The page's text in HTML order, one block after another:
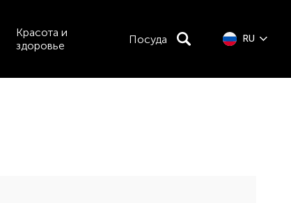
Красота и
здоровье
Посуда RU